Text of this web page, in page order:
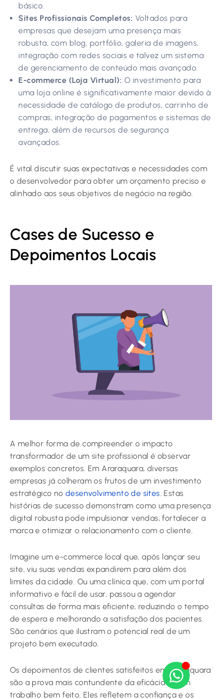
básico.
Sites Profissionais Completos: Voltados para
empresas que desejam uma presença mais
robusta, com blog, portfólio, galeria de imagens,
integração com redes sociais e talvez um sistema
de gerenciamento de conteúdo mais avançado.
E-commerce (Loja Virtual): O investimento para
uma loja online é significativamente maior devido à
necessidade de catálogo de produtos, carrinho de
compras, integração de pagamentos e sistemas de
entrega, além de recursos de segurança
avançados.
É vital discutir suas expectativas e necessidades com
o desenvolvedor para obter um orçamento preciso e
alinhado aos seus objetivos de negócio na região.
Cases de Sucesso e
Depoimentos Locais
A melhor forma de compreender o impacto
transformador de um site profissional é observar
exemplos concretos. Em Araraquara, diversas
empresas já colheram os frutos de um investimento
estratégico nodesenvolvimento de sites. Estas
histórias de sucesso demonstram como uma presença
digital robusta pode impulsionar vendas, fortalecer a
marca e otimizar o relacionamento com o cliente.
Imagine um e-commerce local que, após lançar seu
site, viu suas vendas expandirem para além dos
limites da cidade. Ou uma clínica que, com um portal
informativo e fácil de usar, passou a agendar
consultas de forma mais eficiente, reduzindo o tempo
de espera e melhorando a satisfação dos pacientes.
São cenários que ilustram o potencial real de um
projeto bem executado.
Os depoimentos de clientes satisfeitos em Araraquara
são a prova mais contundente da eficácia de um
trabalho bem feito. Eles refletem a confiança e os